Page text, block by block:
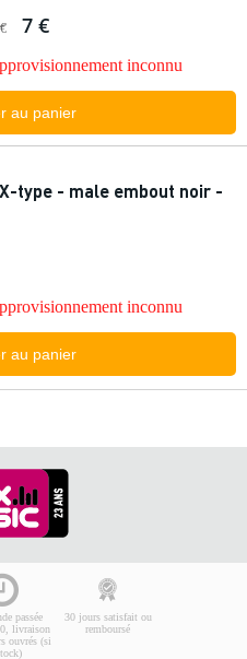
7 €
inconnu
au panier
X-type - male embout noir -
inconnu
au panier
passée
livraison
ouvrés (si
30 jours satisfait ou
remboursé